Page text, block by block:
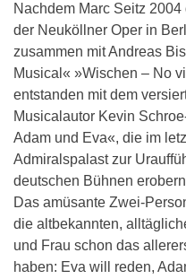
Nachdem Marc Seitz
der Neuköllner Oper in
zusammen mit Andreas
Musical« »Wischen – No
entstanden mit dem
Musicalautor Kevin
Adam und Eva«, die im
Admiralspalast zur
deutschen Bühnen
Das amüsante Zwei-
die altbekannten,
und Frau schon das
haben: Eva will reden,